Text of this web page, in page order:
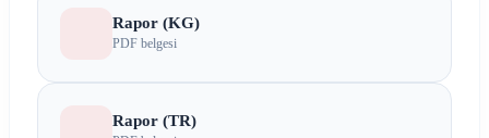
Rapor (KG)
PDF belgesi
Rapor (TR)